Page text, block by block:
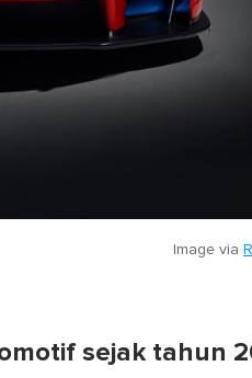
Image via
sejak tahun